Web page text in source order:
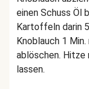
einen Schuss Öl
Kartoffeln darin
Knoblauch 1
ablöschen. Hitze
lassen.